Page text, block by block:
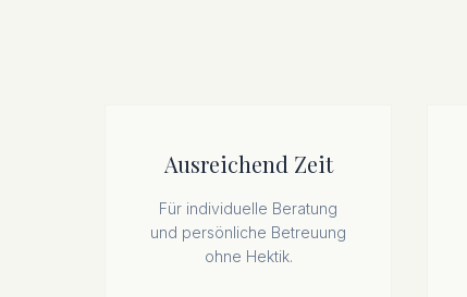
Ausreichend Zeit
Für individuelle Beratung
und persönliche Betreuung
ohne Hektik.